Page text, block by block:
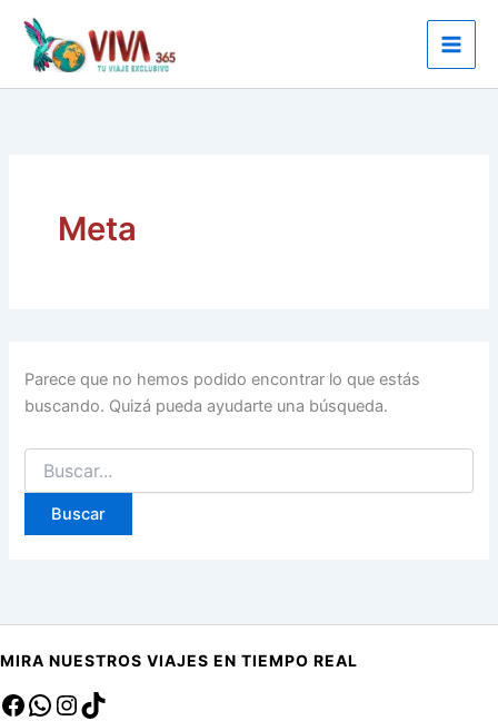
contenido
Meta
Parece que no hemos podido encontrar lo que estás
buscando. Quizá pueda ayudarte una búsqueda.
Buscar
por:
MIRA NUESTROS VIAJES EN TIEMPO REAL
Facebook
saInstagram
TikTok